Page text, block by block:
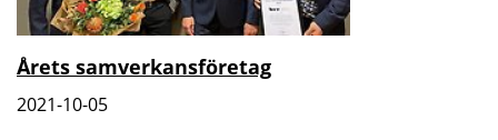
Årets samverkansföretag
2021-10-05